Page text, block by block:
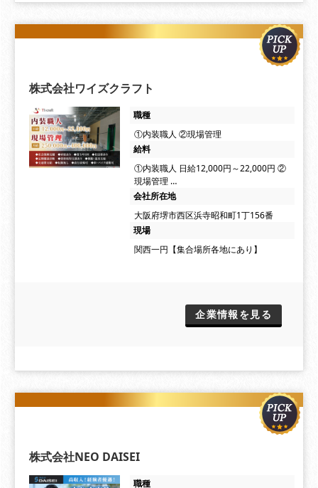
株式会社ワイズクラフト
職種
①内装職人 ②現場管理
給料
①内装職人 日給12,000円～22,000円 ②
現場管理 …
会社所在地
大阪府堺市西区浜寺昭和町1丁156番
現場
関西一円【集合場所各地にあり】
企業情報を見る
株式会社NEO DAISEI
職種